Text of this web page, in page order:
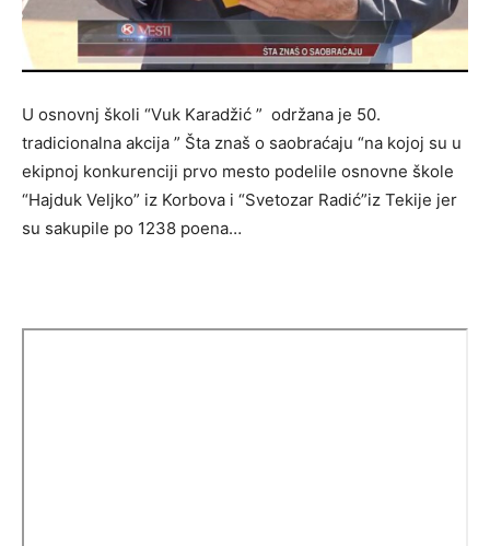
U osnovnj školi “Vuk Karadžić ” održana je 50.
tradicionalna akcija ” Šta znaš o saobraćaju “na kojoj su u
ekipnoj konkurenciji prvo mesto podelile osnovne škole
“Hajduk Veljko” iz Korbova i “Svetozar Radić”iz Tekije jer
su sakupile po 1238 poena…